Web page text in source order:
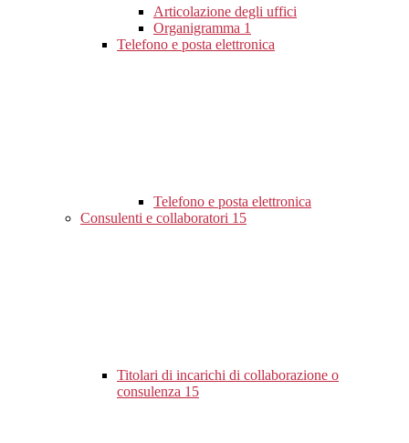
Articolazione degli uffici
Organigramma 1
Telefono e posta elettronica
Telefono e posta elettronica
Consulenti e collaboratori 15
Titolari di incarichi di collaborazione o
consulenza 15